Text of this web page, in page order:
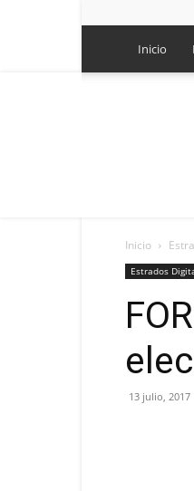
Inicio
Inicio
Estrados
13 julio, 2017